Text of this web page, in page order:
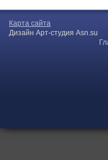
Карта сайта
Дизайн Арт-студия Asn.su